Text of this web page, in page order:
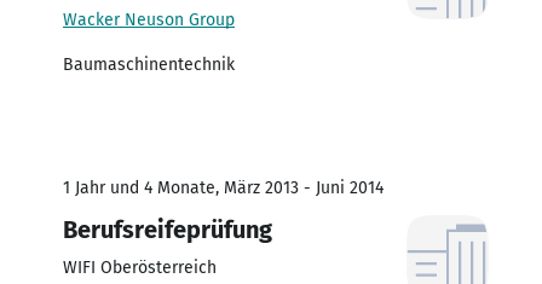
Wacker Neuson Group
Baumaschinentechnik
1 Jahr und 4 Monate, März 2013 - Juni 2014
Berufsreifeprüfung
WIFI Oberösterreich